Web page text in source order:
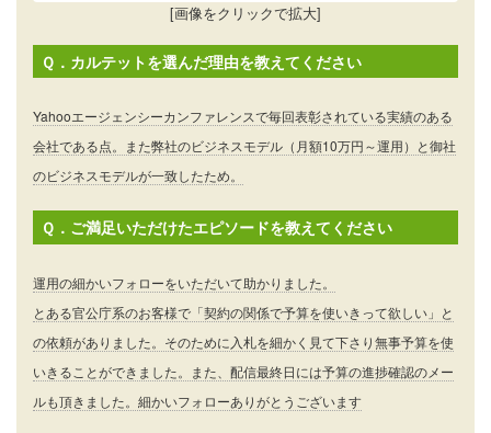
[画像をクリックで拡大]
Ｑ．カルテットを選んだ理由を教えてください
Yahooエージェンシーカンファレンスで毎回表彰されている実績のある
会社である点。また弊社のビジネスモデル（月額10万円～運用）と御社
のビジネスモデルが一致したため。
Ｑ．ご満足いただけたエピソードを教えてください
運用の細かいフォローをいただいて助かりました。
とある官公庁系のお客様で「契約の関係で予算を使いきって欲しい」と
の依頼がありました。そのために入札を細かく見て下さり無事予算を使
いきることができました。また、配信最終日には予算の進捗確認のメー
ルも頂きました。細かいフォローありがとうございます